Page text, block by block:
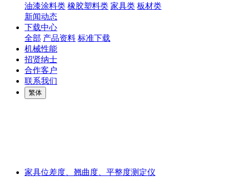
油漆涂料类 橡胶塑料类 家具类 板材类
新闻动态
下载中心
全部 产品资料 标准下载
机械性能
招贤纳士
合作客户
联系我们
繁体
家具位差度、翘曲度、平整度测定仪